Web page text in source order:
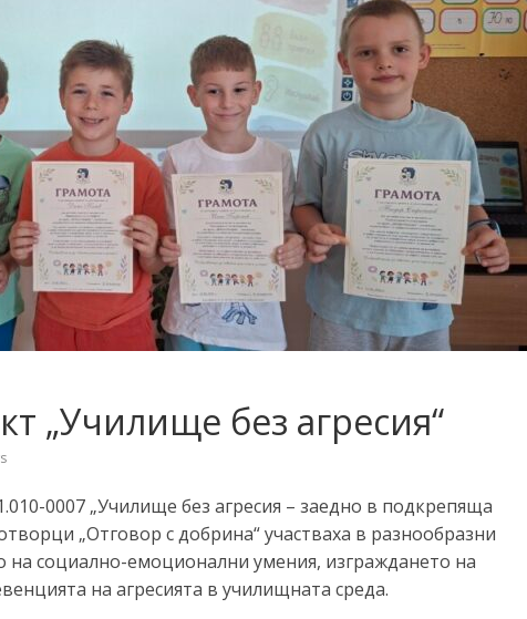
„Училище без агресия“
0007 „Училище без агресия – заедно в подкрепяща
„Отговор с добрина“ участваха в разнообразни
на социално-емоционални умения, изграждането на
на агресията в училищната среда.